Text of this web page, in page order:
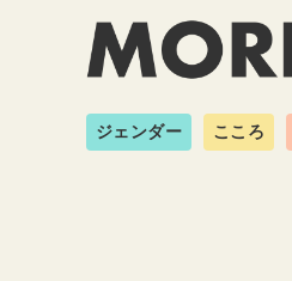
ジェンダー こころ